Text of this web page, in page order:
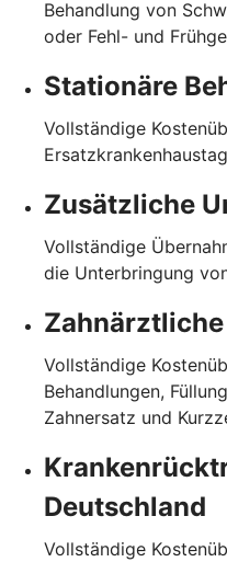
Behandlung von
oder Fehl- und
Stationäre
Vollständige
Zusätzliche
Vollständige
die Unterbringung
Vollständige
Behandlungen,
Zahnersatz und
Deutschland
Vollständige